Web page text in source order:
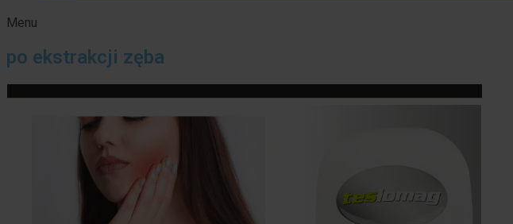
Menu
po ekstrakcji zęba